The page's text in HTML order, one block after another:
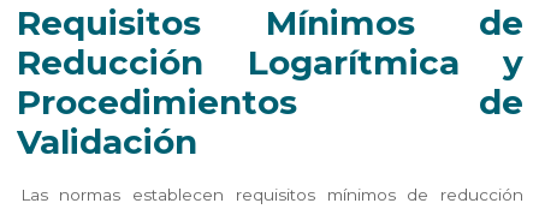
Requisitos Mínimos de
Reducción Logarítmica y
Procedimientos de
Validación
Las normas establecen requisitos mínimos de reducción